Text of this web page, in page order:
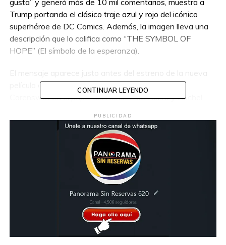
gusta” y generó más de 10 mil comentarios, muestra a
Trump portando el clásico traje azul y rojo del icónico
superhéroe de DC Comics. Además, la imagen lleva una
descripción que lo califica como “THE SYMBOL OF
HOPE” (El símbolo de la esperanza).
película de Superman, protagonizada por David
Corenswet en el papel del Hombre de Acero y Rachel
Esta no es la primera vez que Trump recurre a
representaciones simbólicas de poder. El pasado 2 de
mayo, antes del cónclave que eligió a León XIV como
nuevo Papa, el mandatario publicó en su cuenta de Truth
Social una imagen creada con inteligencia artificial, en la
que aparece vestido como el sumo pontífice, con sotana
blanca, mitra y una cruz dorada, simulando dar una
“Me gustaría ser Papa. Esa sería mi opción número uno.
CONTINUAR LEYENDO
PUBLICIDAD